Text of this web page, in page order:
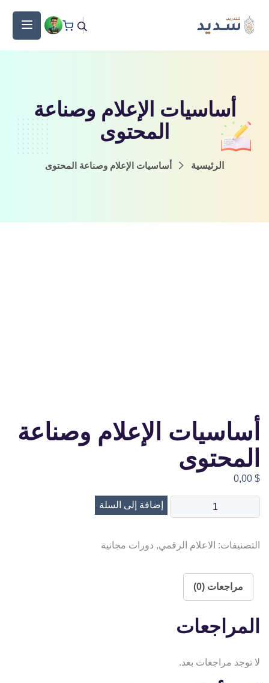
أساسيات الإعلام وصناعة
المحتوى
الرئيسية أساسيات الإعلام وصناعة المحتوى
أساسيات الإعلام وصناعة
المحتوى
0,00 $
إضافة إلى السلة
التصنيفات: الاعلام الرقمي, دورات مجانية
مراجعات (0)
المراجعات
لا توجد مراجعات بعد.